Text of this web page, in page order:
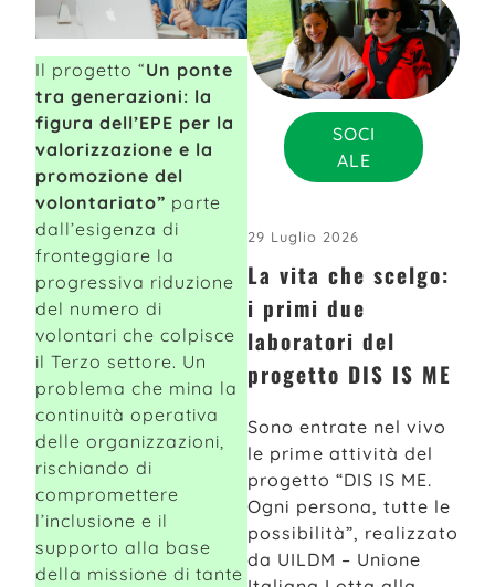
Il progetto “Un ponte
tra generazioni: la
figura dell’EPE per la
valorizzazione e la
promozione del
volontariato” parte
dall’esigenza di
fronteggiare la
progressiva riduzione
del numero di
volontari che colpisce
il Terzo settore. Un
problema che mina la
continuità operativa
delle organizzazioni,
rischiando di
compromettere
l’inclusione e il
supporto alla base
della missione di tante
SOCI
ALE
29 Luglio 2026
La vita che scelgo:
i primi due
laboratori del
progetto DIS IS ME
Sono entrate nel vivo
le prime attività del
progetto “DIS IS ME.
Ogni persona, tutte le
possibilità”, realizzato
da UILDM – Unione